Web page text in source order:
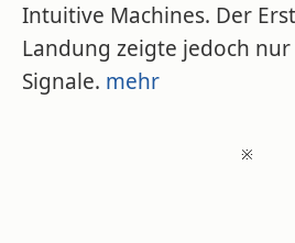
Intuitive Machines. Der
Landung zeigte jedoch nur
Signale. mehr
※